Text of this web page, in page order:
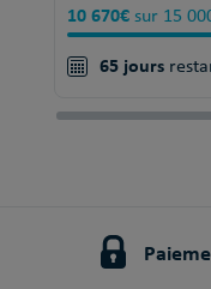
10 670€ sur 15
65 jours